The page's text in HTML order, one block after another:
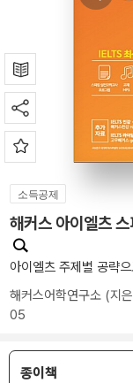
소득공제
해커스 아이엘츠
아이엘츠 주제별 공략
해커스어학연구소 (지
05
종이책